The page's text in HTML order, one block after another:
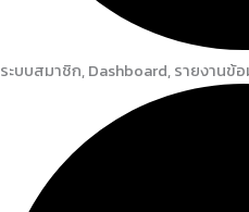
ระบบสมาชิก, Dashboard, รายงานข้